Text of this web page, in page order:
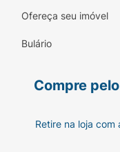
Ofereça seu imóvel
Bulário
Compre
Retire na loja